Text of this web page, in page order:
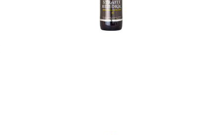
In den Korb